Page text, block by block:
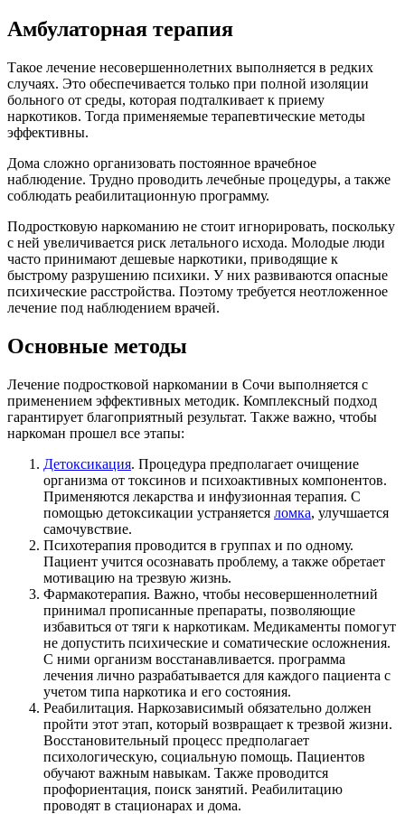
Амбулаторная терапия
Такое лечение несовершеннолетних выполняется в редких
случаях. Это обеспечивается только при полной изоляции
больного от среды, которая подталкивает к приему
наркотиков. Тогда применяемые терапевтические методы
эффективны.
Дома сложно организовать постоянное врачебное
наблюдение. Трудно проводить лечебные процедуры, а также
соблюдать реабилитационную программу.
Подростковую наркоманию не стоит игнорировать, поскольку
с ней увеличивается риск летального исхода. Молодые люди
часто принимают дешевые наркотики, приводящие к
быстрому разрушению психики. У них развиваются опасные
психические расстройства. Поэтому требуется неотложенное
лечение под наблюдением врачей.
Основные методы
Лечение подростковой наркомании в Сочи выполняется с
применением эффективных методик. Комплексный подход
гарантирует благоприятный результат. Также важно, чтобы
наркоман прошел все этапы:
Детоксикация. Процедура предполагает очищение
организма от токсинов и психоактивных компонентов.
Применяются лекарства и инфузионная терапия. С
помощью детоксикации устраняется ломка, улучшается
самочувствие.
Психотерапия проводится в группах и по одному.
Пациент учится осознавать проблему, а также обретает
мотивацию на трезвую жизнь.
Фармакотерапия. Важно, чтобы несовершеннолетний
принимал прописанные препараты, позволяющие
избавиться от тяги к наркотикам. Медикаменты помогут
не допустить психические и соматические осложнения.
С ними организм восстанавливается. программа
лечения лично разрабатывается для каждого пациента с
учетом типа наркотика и его состояния.
Реабилитация. Наркозависимый обязательно должен
пройти этот этап, который возвращает к трезвой жизни.
Восстановительный процесс предполагает
психологическую, социальную помощь. Пациентов
обучают важным навыкам. Также проводится
профориентация, поиск занятий. Реабилитацию
проводят в стационарах и дома.